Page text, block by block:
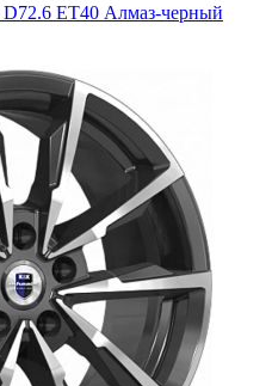
ET40 Алмаз-черный